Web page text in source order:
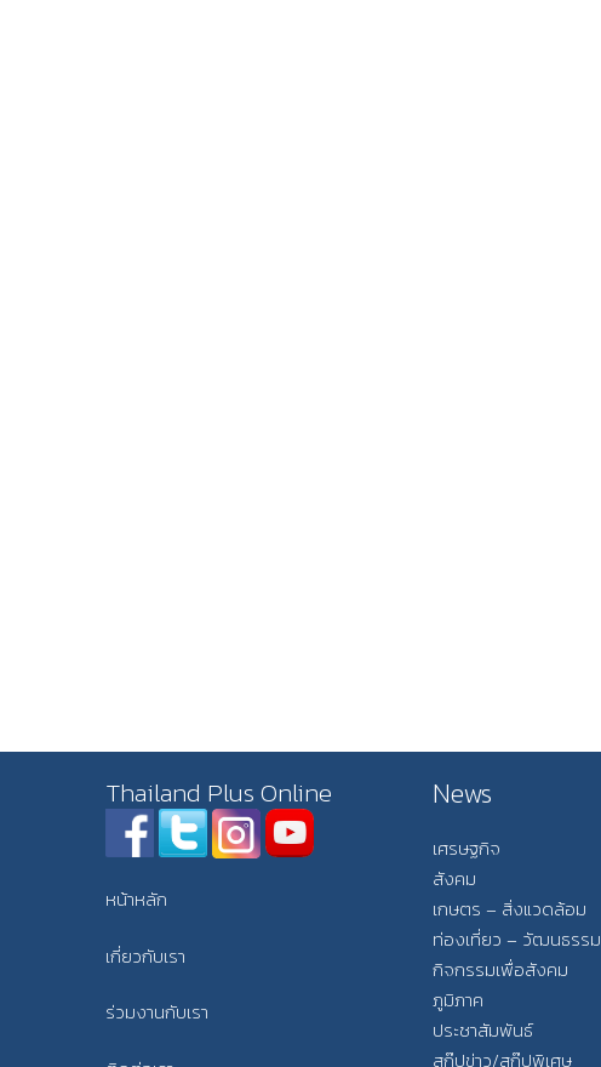
Thailand Plus Online
หน้าหลัก
เกี่ยวกับเรา
ร่วมงานกับเรา
News
เศรษฐกิจ
สังคม
เกษตร – สิ่งแวดล้อม
ท่องเที่ยว – วัฒนธรรม
กิจกรรมเพื่อสังคม
ภูมิภาค
ประชาสัมพันธ์
สกู๊ปข่าว/สกู๊ปพิเศษ